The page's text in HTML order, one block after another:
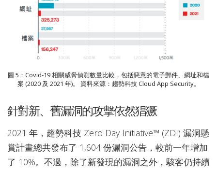
圖 5：Covid-19 相關威脅偵測數量比較，包括惡意的電子郵件、網址和檔
案 (2020 及 2021 年)。 資料來源：趨勢科技 Cloud App Security。
針對新、舊漏洞的攻擊依然猖獗
2021 年，趨勢科技 Zero Day Initiative™ (ZDI) 漏洞懸
賞計畫總共發布了 1,604 份漏洞公告，較前一年增加
了 10%。不過，除了新發現的漏洞之外，駭客仍持續